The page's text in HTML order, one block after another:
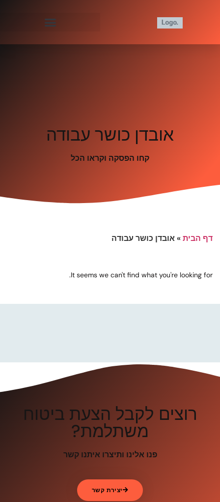
אובדן כושר עבודה
קחו הפסקה וקראו הכל
דף הבית»אובדן כושר עבודה
It seems we can't find what you're looking for.
רוצים לקבל הצעת ביטוח
משתלמת?
פנו אלינו ותיצרו איתנו קשר
יצירת קשר